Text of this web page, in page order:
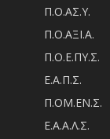
Π.Ο.ΑΣ.Υ.
Π.Ο.ΑΞΙ.Α.
Π.Ο.Ε.ΠΥ.Σ.
Ε.Α.Π.Σ.
Π.ΟM.EN.Σ.
Ε.Α.Α.Λ.Σ.